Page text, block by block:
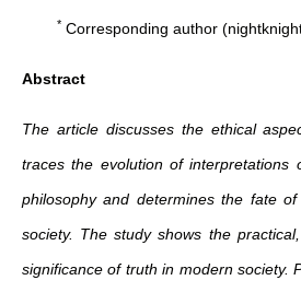
* Corresponding author
Abstract
The article discusses the ethical
traces the evolution of
philosophy and determines the fate
society. The study shows the
significance of truth in modern society.